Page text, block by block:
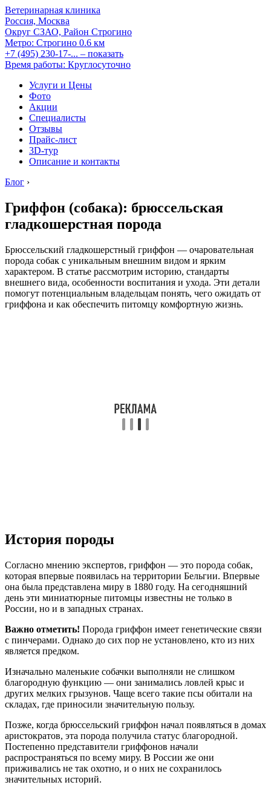
Ветеринарная клиника
Россия, Москва
Округ СЗАО, Район Строгино
Метро: Строгино 0.6 км
+7 (495) 230-17-... – показать
Время работы: Круглосуточно
Услуги и Цены
Фото
Акции
Специалисты
Отзывы
Прайс-лист
3D-тур
Описание и контакты
Блог ›
Гриффон (собака): брюссельская
гладкошерстная порода
Брюссельский гладкошерстный гриффон — очаровательная
порода собак с уникальным внешним видом и ярким
характером. В статье рассмотрим историю, стандарты
внешнего вида, особенности воспитания и ухода. Эти детали
помогут потенциальным владельцам понять, чего ожидать от
гриффона и как обеспечить питомцу комфортную жизнь.
История породы
Согласно мнению экспертов, гриффон — это порода собак,
которая впервые появилась на территории Бельгии. Впервые
она была представлена миру в 1880 году. На сегодняшний
день эти миниатюрные питомцы известны не только в
России, но и в западных странах.
Важно отметить! Порода гриффон имеет генетические связи
с пинчерами. Однако до сих пор не установлено, кто из них
является предком.
Изначально маленькие собачки выполняли не слишком
благородную функцию — они занимались ловлей крыс и
других мелких грызунов. Чаще всего такие псы обитали на
складах, где приносили значительную пользу.
Позже, когда брюссельский гриффон начал появляться в домах
аристократов, эта порода получила статус благородной.
Постепенно представители гриффонов начали
распространяться по всему миру. В России же они
приживались не так охотно, и о них не сохранилось
значительных историй.